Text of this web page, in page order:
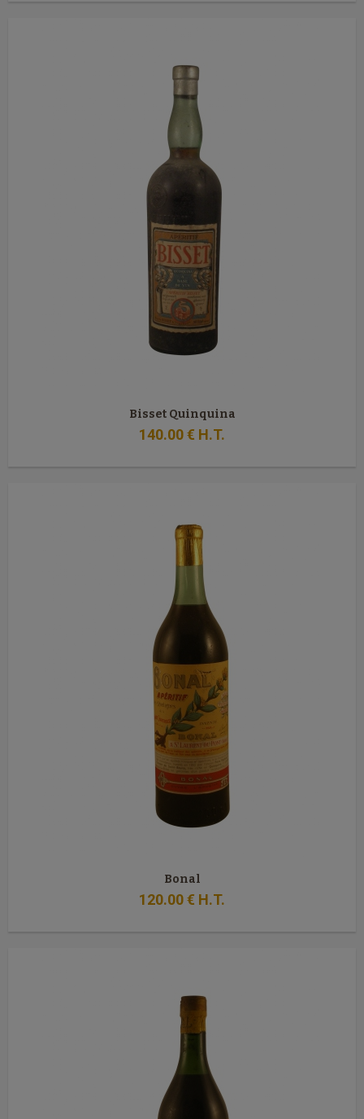
Bisset Quinquina
140.00€ H.T.
Bonal
120.00€ H.T.